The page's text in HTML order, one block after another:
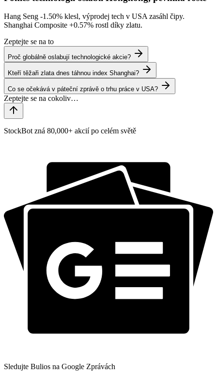
Hang Seng -1.50% klesl, výprodej tech v USA zasáhl čipy.
Shanghai Composite +0.57% rostl díky zlatu.
Zeptejte se na to
Proč globálně oslabují technologické akcie?
Kteří těžaři zlata dnes táhnou index Shanghai?
Co se očekává v páteční zprávě o trhu práce v USA?
StockBot zná 80,000+ akcií po celém světě
Sledujte Bulios na Google Zprávách